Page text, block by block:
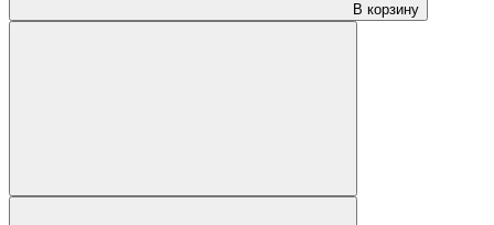
В корзину